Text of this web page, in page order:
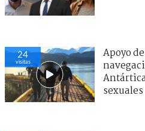
24
visitas
Apoyo
sexuales